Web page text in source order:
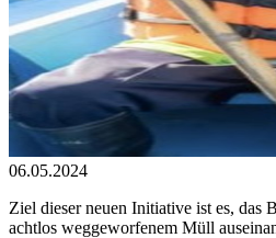
06.05.2024
Ziel dieser neuen Initiative ist es, das
achtlos weggeworfenem Müll